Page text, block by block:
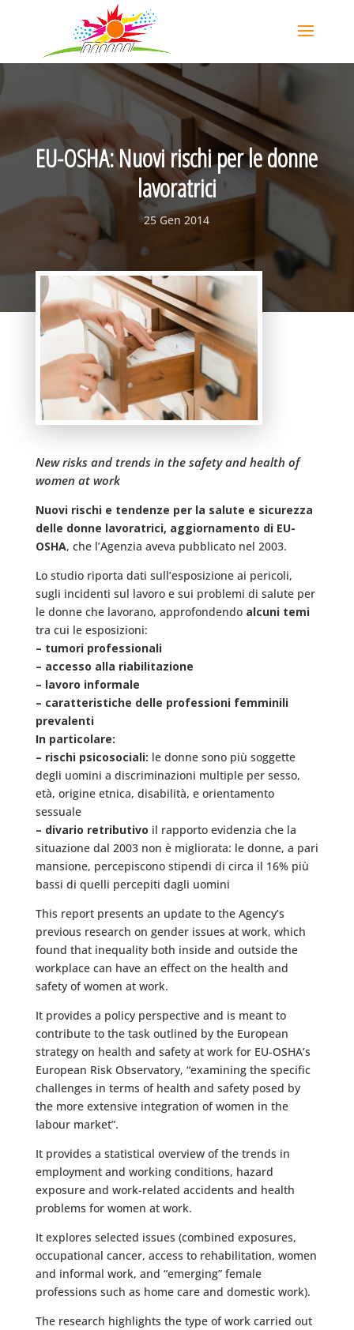
EU-OSHA: Nuovi rischi per le donne
lavoratrici
25 Gen 2014
New risks and trends in the safety and health of
women at work
Nuovi rischi e tendenze per la salute e sicurezza
delle donne lavoratrici, aggiornamento di EU-
OSHA, che l’Agenzia aveva pubblicato nel 2003.
Lo studio riporta dati sull’esposizione ai pericoli,
sugli incidenti sul lavoro e sui problemi di salute per
le donne che lavorano, approfondendo alcuni temi
tra cui le esposizioni:
– tumori professionali
– accesso alla riabilitazione
– lavoro informale
– caratteristiche delle professioni femminili
prevalenti
In particolare:
– rischi psicosociali: le donne sono più soggette
degli uomini a discriminazioni multiple per sesso,
età, origine etnica, disabilità, e orientamento
sessuale
– divario retributivo il rapporto evidenzia che la
situazione dal 2003 non è migliorata: le donne, a pari
mansione, percepiscono stipendi di circa il 16% più
bassi di quelli percepiti dagli uomini
This report presents an update to the Agency’s
previous research on gender issues at work, which
found that inequality both inside and outside the
workplace can have an effect on the health and
safety of women at work.
It provides a policy perspective and is meant to
contribute to the task outlined by the European
strategy on health and safety at work for EU-OSHA’s
European Risk Observatory, “examining the specific
challenges in terms of health and safety posed by
the more extensive integration of women in the
labour market”.
It provides a statistical overview of the trends in
employment and working conditions, hazard
exposure and work-related accidents and health
problems for women at work.
It explores selected issues (combined exposures,
occupational cancer, access to rehabilitation, women
and informal work, and “emerging” female
professions such as home care and domestic work).
The research highlights the type of work carried out